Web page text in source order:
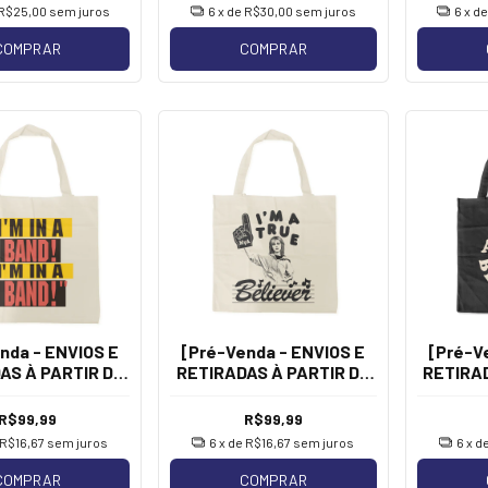
sem juros 6 x de R$30,00 sem juros
COMPRAR
6 x de
- ENVIOS E
À PARTIR DE
[Ecobag]
R$99,99
R$16,67 sem juros
[Pré-Venda - ENVIOS E
RETIRADAS À PARTIR DE
True Believer [Ecobag]
R$99,99
6 x de R$16,67 sem juros
COMPRAR
[Pré-
6 x de